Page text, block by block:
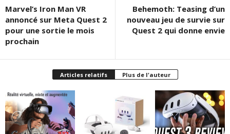
Marvel’s Iron Man VR
annoncé sur Meta Quest 2
pour une sortie le mois
prochain
Behemoth: Teasing d’un
nouveau jeu de survie sur
Quest 2 qui donne envie
Articles relatifs Plus de l'auteur